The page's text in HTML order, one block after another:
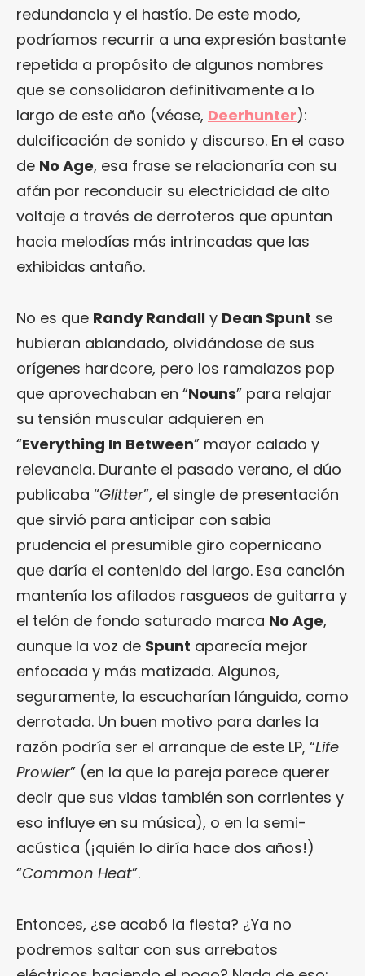
redundancia y el hastío. De este modo,
podríamos recurrir a una expresión bastante
repetida a propósito de algunos nombres
que se consolidaron definitivamente a lo
largo de este año (véase, Deerhunter):
dulcificación de sonido y discurso. En el caso
de No Age, esa frase se relacionaría con su
afán por reconducir su electricidad de alto
voltaje a través de derroteros que apuntan
hacia melodías más intrincadas que las
exhibidas antaño.
No es que Randy Randall y Dean Spunt se
hubieran ablandado, olvidándose de sus
orígenes hardcore, pero los ramalazos pop
que aprovechaban en “Nouns” para relajar
su tensión muscular adquieren en
“Everything In Between” mayor calado y
relevancia. Durante el pasado verano, el dúo
publicaba “Glitter”, el single de presentación
que sirvió para anticipar con sabia
prudencia el presumible giro copernicano
que daría el contenido del largo. Esa canción
mantenía los afilados rasgueos de guitarra y
el telón de fondo saturado marca No Age,
aunque la voz de Spunt aparecía mejor
enfocada y más matizada. Algunos,
seguramente, la escucharían lánguida, como
derrotada. Un buen motivo para darles la
razón podría ser el arranque de este LP, “Life
Prowler” (en la que la pareja parece querer
decir que sus vidas también son corrientes y
eso influye en su música), o en la semi-
acústica (¡quién lo diría hace dos años!)
“Common Heat”.
Entonces, ¿se acabó la fiesta? ¿Ya no
podremos saltar con sus arrebatos